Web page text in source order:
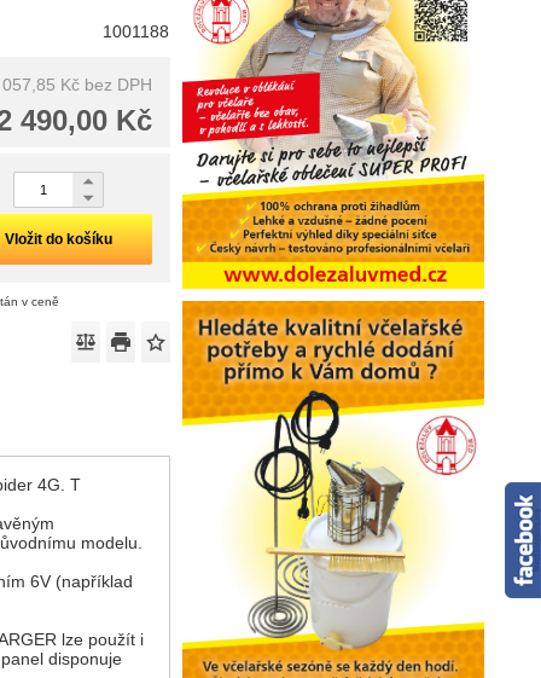
1001188
Kč bez DPH
490,00 Kč
Vložit do košíku
v ceně
4G. T
modelu.
6V (například
lze použít i
disponuje